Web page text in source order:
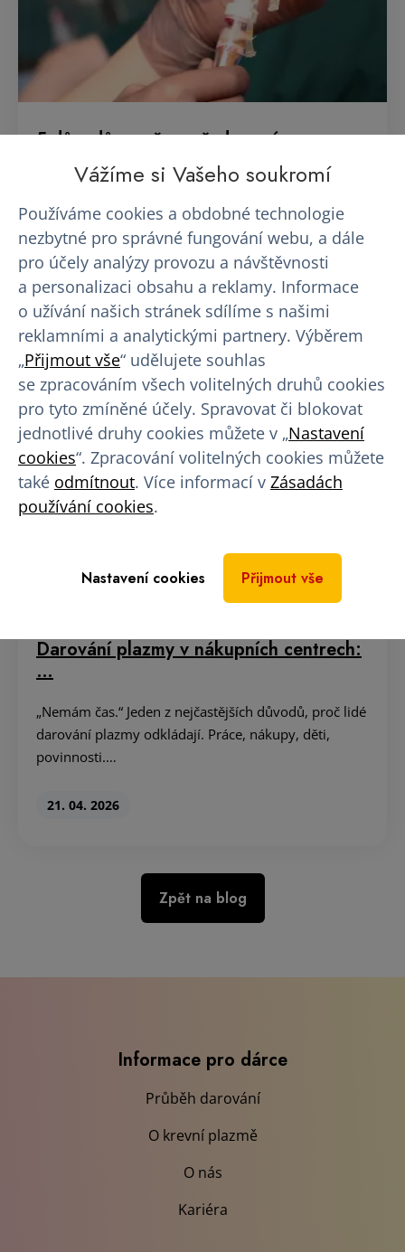
5 důvodů, proč se před prvním
odběrem…
u mnoha lidí nervozitu. Jehla, neznámé prostředí,
otázky typu…
13. 07. 2026
Darování plazmy v nákupních centrech:
…
„Nemám čas.“ Jeden z nejčastějších důvodů, proč lidé
darování plazmy odkládají. Práce, nákupy, děti,
povinnosti.…
21. 04. 2026
Zpět na blog
Informace pro dárce
Průběh darování
O krevní plazmě
O nás
Kariéra
Vážíme si Vašeho soukromí
Používáme cookies a obdobné technologie
nezbytné pro správné fungování webu, a dále
pro účely analýzy provozu a návštěvnosti
a personalizaci obsahu a reklamy. Informace
o užívání našich stránek sdílíme s našimi
reklamními a analytickými partnery. Výběrem
„Přijmout vše“ udělujete souhlas
se zpracováním všech volitelných druhů cookies
pro tyto zmíněné účely. Spravovat či blokovat
jednotlivé druhy cookies můžete v „Nastavení
cookies“. Zpracování volitelných cookies můžete
také odmítnout. Více informací v Zásadách
používání cookies.
Nastavení cookies Přijmout vše